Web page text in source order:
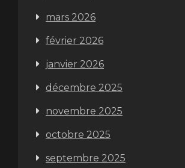
mars 2026
février 2026
janvier 2026
décembre 2025
novembre 2025
octobre 2025
septembre 2025